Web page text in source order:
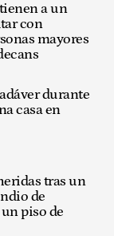
a un
con
mayores
durante
casa en
tras un
de
piso de